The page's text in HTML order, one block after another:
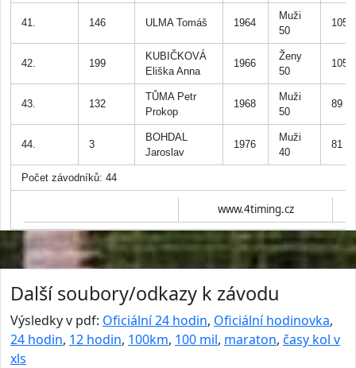
41. 146 ULMA Tomáš 1964
Muži
50
105
42. 199
KUBIČKOVÁ
Eliška Anna
1966
Ženy
50
105
43. 132
TŮMA Petr
Prokop
1968
Muži
50
89
44. 3
BOHDAL
Jaroslav
1976
Muži
40
81
Počet závodníků: 44
www.4timing.cz
Další soubory/odkazy k závodu
Výsledky v pdf: Oficiální 24 hodin, Oficiální hodinovka,
24 hodin, 12 hodin, 100km, 100 mil, maraton, časy kol v
xls